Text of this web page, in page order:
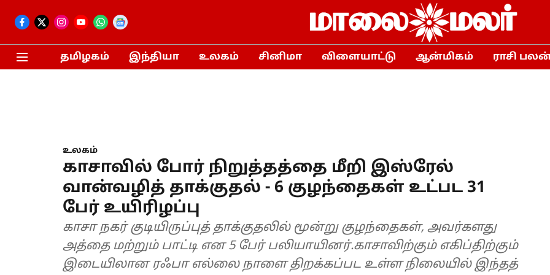
தமிழகம் இந்தியா உலகம் சினிமா விளையாட்டு ஆன்மிகம் ராசி
உலகம்
காசாவில் போர் நிறுத்தத்தை மீறி இஸ்ரேல்
வான்வழித் தாக்குதல் - 6 குழந்தைகள் உட்பட 31
பேர் உயிரிழப்பு
காசா நகர் குடியிருப்புத் தாக்குதலில் மூன்று குழந்தைகள், அவர்களது
அத்தை மற்றும் பாட்டி என 5 பேர் பலியாயினர்.காசாவிற்கும் எகிப்திற்கும்
இடையிலான ரஃபா எல்லை நாளை திறக்கப்பட உள்ள நிலையில் இந்தத்